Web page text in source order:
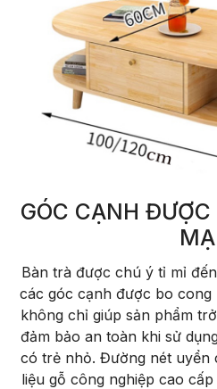
GÓC CẠNH
Bàn trà được chú ý tỉ mỉ
các góc cạnh được bo cong
không chỉ giúp sản phẩm
đảm bảo an toàn khi sử
có trẻ nhỏ. Đường nét uyển
liệu gỗ công nghiệp cao